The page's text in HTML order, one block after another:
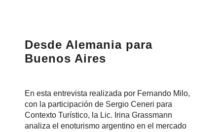
Desde Alemania para
Buenos Aires
En esta entrevista realizada por Fernando Milo,
con la participación de Sergio Ceneri para
Contexto Turístico, la Lic. Irina Grassmann
analiza el enoturismo argentino en el mercado